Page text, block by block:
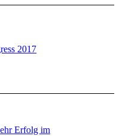
Erfolg im